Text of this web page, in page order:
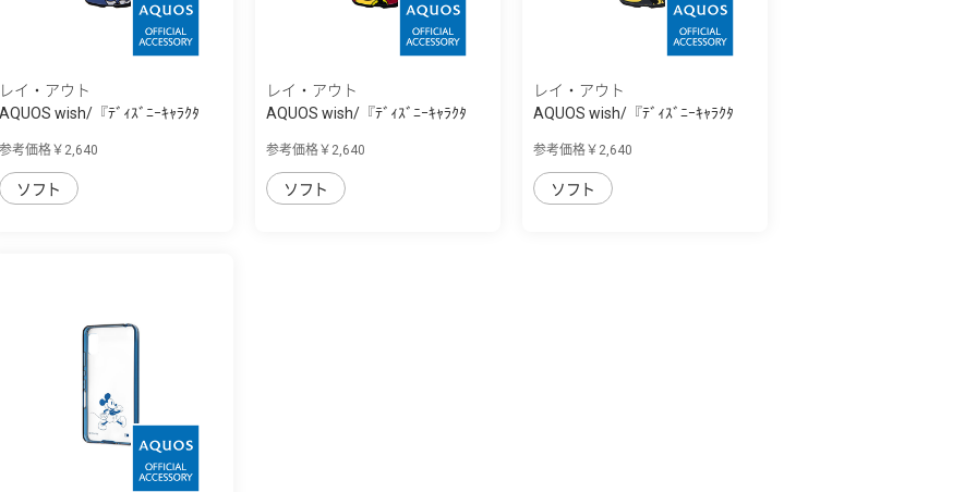
レイ・アウト
AQUOS wish/『ﾃﾞｨｽﾞﾆｰｷｬﾗｸﾀ
参考価格￥2,640
ソフト
レイ・アウト
AQUOS wish/『ﾃﾞｨｽﾞﾆｰｷｬﾗｸﾀ
参考価格￥2,640
ソフト
レイ・アウト
AQUOS wish/『ﾃﾞｨｽﾞﾆｰｷｬﾗｸﾀ
参考価格￥2,640
ソフト